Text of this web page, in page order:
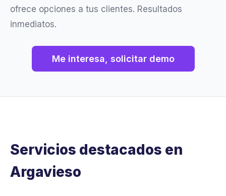
ofrece opciones a tus clientes. Resultados
inmediatos.
Me interesa, solicitar demo
Servicios destacados en
Argavieso